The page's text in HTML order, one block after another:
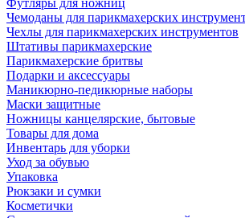
Футляры для ножниц
Чемоданы для парикмахерских
Чехлы для парикмахерских инструментов
Штативы парикмахерские
Парикмахерские бритвы
Подарки и аксессуары
Маникюрно-педикюрные наборы
Маски защитные
Ножницы канцелярские, бытовые
Товары для дома
Инвентарь для уборки
Уход за обувью
Упаковка
Рюкзаки и сумки
Косметички